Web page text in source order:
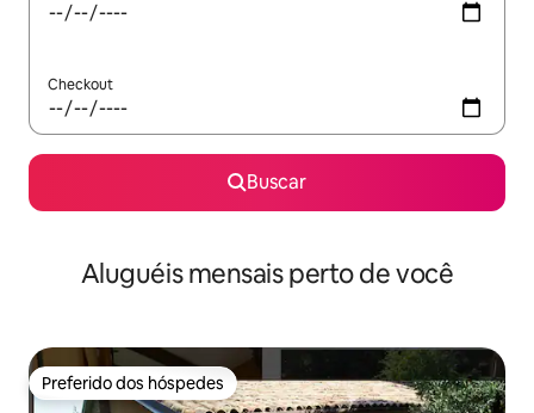
Checkout
Buscar
Aluguéis mensais perto de você
Preferido dos hóspedes
Preferido dos hóspedes